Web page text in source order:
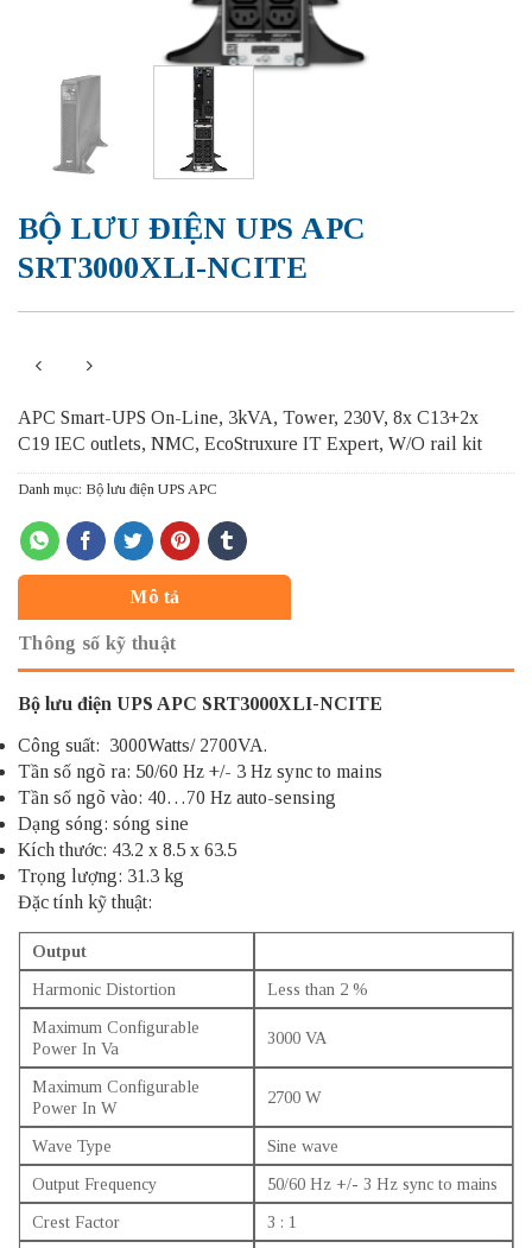
BỘ LƯU ĐIỆN UPS APC
SRT3000XLI-NCITE
APC Smart-UPS On-Line, 3kVA, Tower, 230V, 8x C13+2x
C19 IEC outlets, NMC, EcoStruxure IT Expert, W/O rail kit
Danh mục: Bộ lưu điện UPS APC
Mô tả
Thông số kỹ thuật
Bộ lưu điện UPS APC SRT3000XLI-NCITE
Công suất: 3000Watts/ 2700VA.
Tần số ngõ ra: 50/60 Hz +/- 3 Hz sync to mains
Tần số ngõ vào: 40…70 Hz auto-sensing
Dạng sóng: sóng sine
Kích thước: 43.2 x 8.5 x 63.5
Trọng lượng: 31.3 kg
Đặc tính kỹ thuật:
Output
Harmonic Distortion
Less than 2 %
Maximum Configurable
Power In Va
3000 VA
Maximum Configurable
Power In W
2700 W
Wave Type
Sine wave
Output Frequency
50/60 Hz +/- 3 Hz sync to mains
Crest Factor
3 : 1